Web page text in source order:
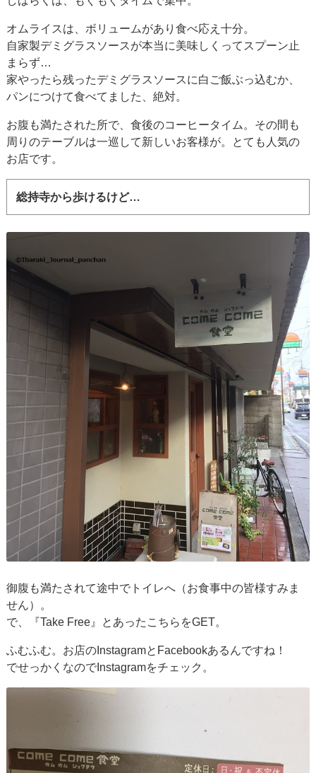
オムライスは、ボリュームがあり食べ応え十分。
自家製デミグラスソースが本当に美味しくってスプーン止
まらず…
家やったら残ったデミグラスソースに白ご飯ぶっ込むか、
パンにつけて食べてました、絶対。
お腹も満たされた所で、食後のコーヒータイム。その間も
周りのテーブルは一巡して新しいお客様が。とても人気の
お店です。
総持寺から歩けるけど…
御腹も満たされて途中でトイレへ（お食事中の皆様すみま
せん）。
で、『Take Free』とあったこちらをGET。
ふむふむ。お店のInstagramとFacebookあるんですね！
でせっかくなのでInstagramをチェック。